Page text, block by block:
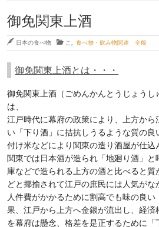
御免関東上酒
日本の食べ物 こ 食べ物・飲み物関連 全般
御免関東上酒とは・・・
御免関東上酒（ごめんかんとうじょうし
は、
江戸時代に幕府の政策により、上方から
い「下り酒」に拮抗しうるような質の良
付け米などにより関東の造り酒屋が仕込
関東では日本酒が造られ「地廻り酒」
庫などで造られる上方の酒と比べると
どと揶揄されて江戸の庶民には人気が
人件費がかかるために割高でも味の良
果、江戸から上方へ金銀が流出し、経済
を幕府は懸念、格差を是正するために